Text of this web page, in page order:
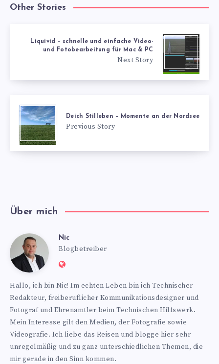
Other Stories
Liquivid – schnelle und einfache Video-
und Fotobearbeitung für Mac & PC
Next Story
Deich Stilleben – Momente an der Nordsee
Previous Story
Über mich
Nic Nic
Blogbetreiber
Website:
Hallo, ich bin Nic! Im echten Leben bin ich Technischer
Redakteur, freiberuflicher Kommunikationsdesigner und
Fotograf und Ehrenamtler beim Technischen Hilfswerk.
Mein Interesse gilt den Medien, der Fotografie sowie
Videografie. Ich liebe das Reisen und blogge hier sehr
unregelmäßig und zu ganz unterschiedlichen Themen, die
mir gerade in den Sinn kommen.